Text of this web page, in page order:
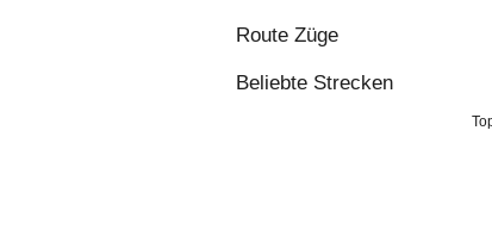
Route Züge
Beliebte Strecken